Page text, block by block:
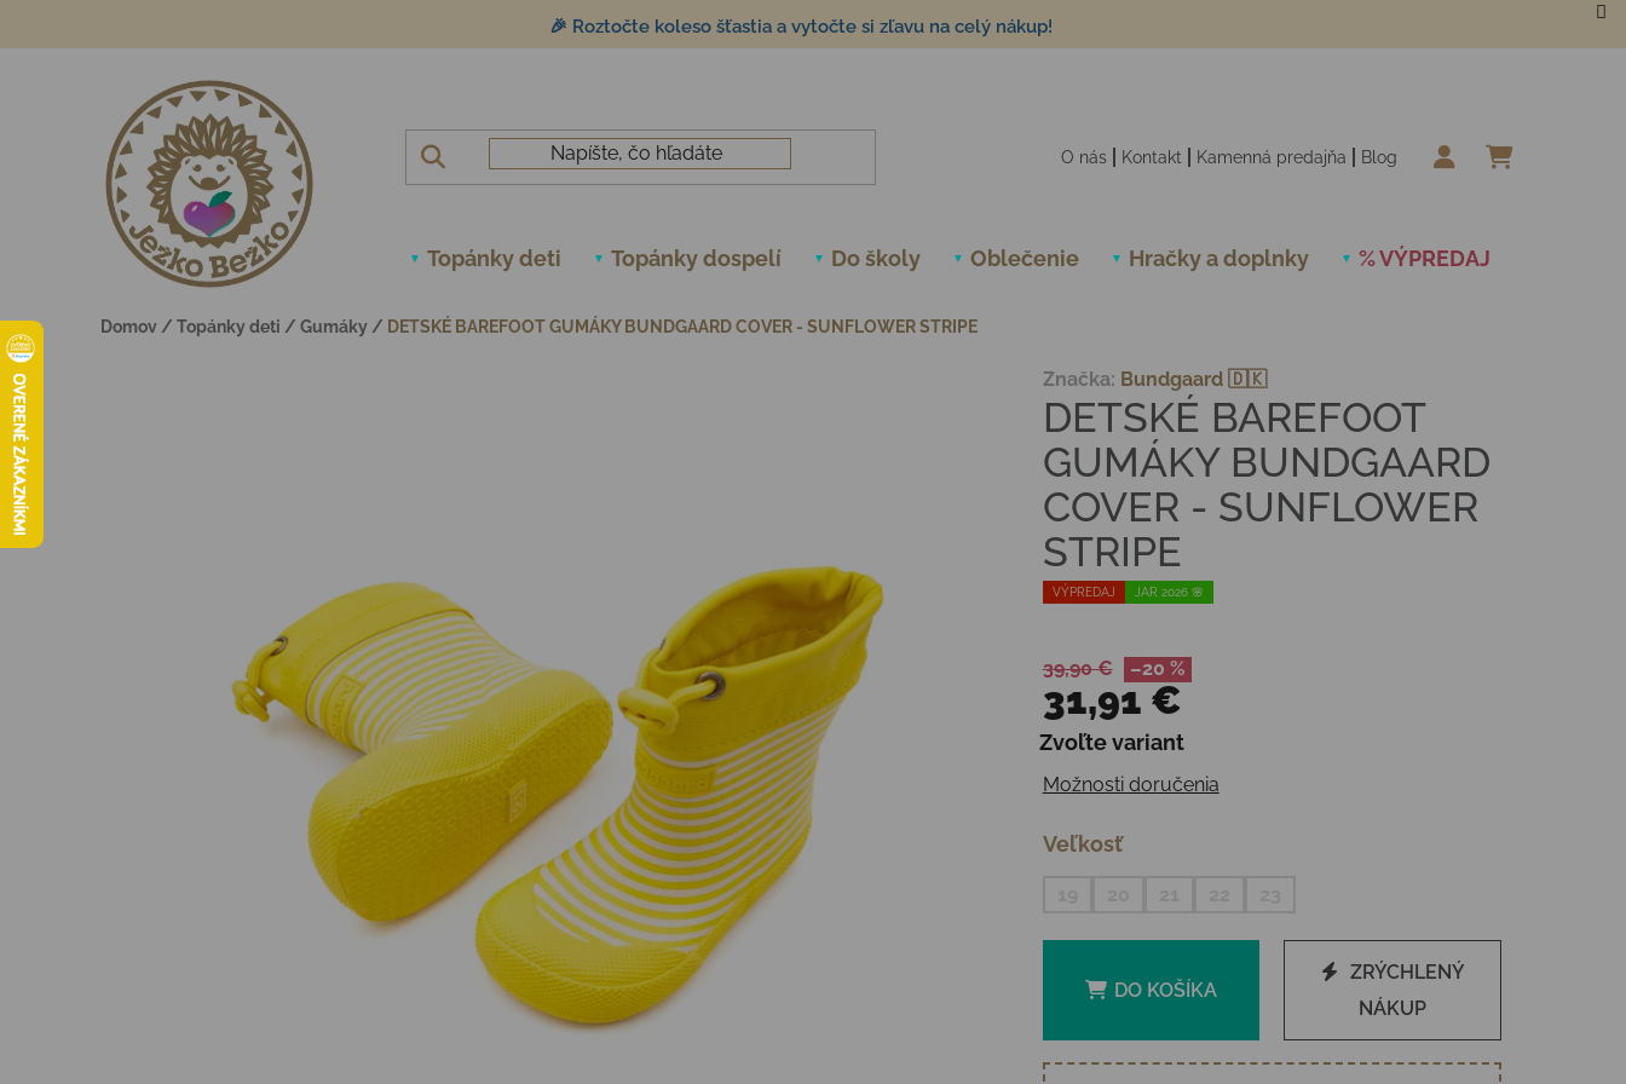
🎉 Roztočte koleso šťastia a vytočte si zľavu na celý nákup!
O nás Kontakt Kamenná predajňa Blog
Topánky deti Topánky dospelí Do školy Oblečenie Hračky a doplnky % VÝPREDAJ
Domov / Topánky deti / Gumáky / DETSKÉ BAREFOOT GUMÁKY BUNDGAARD COVER - SUNFLOWER STRIPE
VÝPREDAJ JAR 2026 🌸
DETSKÉ BAREFOOT
GUMÁKY BUNDGAARD
COVER - SUNFLOWER
STRIPE
Značka: Bundgaard 🇩🇰
39,90 € –20 %
31,91 €
Jednotková cena:
Zvoľte variant
Možnosti doručenia
Veľkosť
DO KOŠÍKA
ZRÝCHLENÝ
NÁKUP